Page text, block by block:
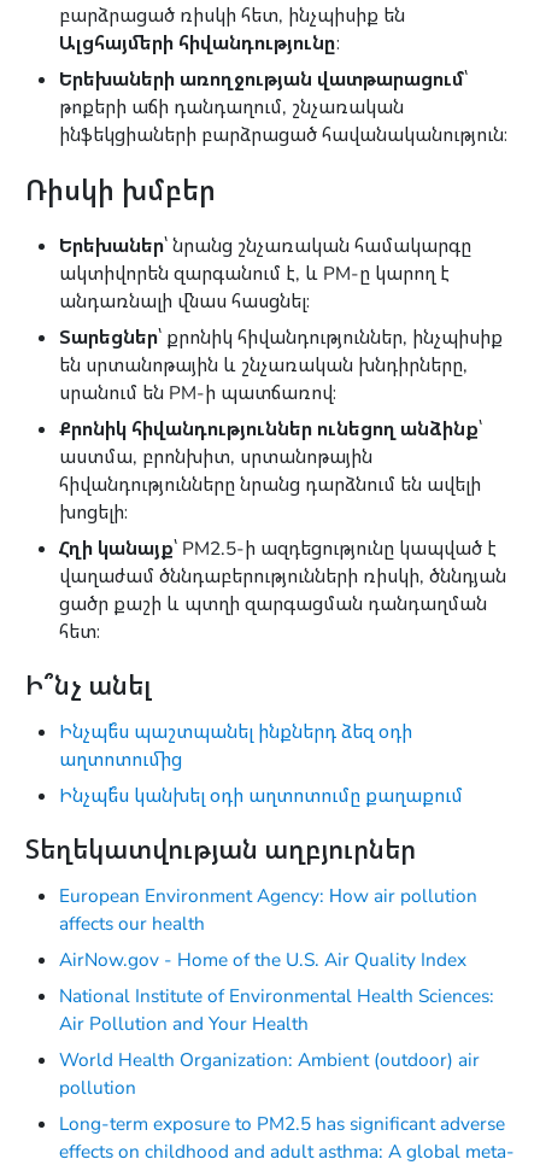
բարձրացած ռիսկի հետ, ինչպիսիք են
Ալցհայմերի հիվանդությունը։
Երեխաների առողջության վատթարացում՝
թոքերի աճի դանդաղում, շնչառական
ինֆեկցիաների բարձրացած հավանականություն։
Ռիսկի խմբեր
Երեխաներ՝ նրանց շնչառական համակարգը
ակտիվորեն զարգանում է, և PM-ը կարող է
անդառնալի վնաս հասցնել։
Տարեցներ՝ քրոնիկ հիվանդություններ, ինչպիսիք
են սրտանոթային և շնչառական խնդիրները,
սրանում են PM-ի պատճառով։
Քրոնիկ հիվանդություններ ունեցող անձինք՝
աստմա, բրոնխիտ, սրտանոթային
հիվանդությունները նրանց դարձնում են ավելի
խոցելի։
Հղի կանայք՝ PM2.5-ի ազդեցությունը կապված է
վաղաժամ ծննդաբերությունների ռիսկի, ծննդյան
ցածր քաշի և պտղի զարգացման դանդաղման
հետ։
Ի՞նչ անել
Ինչպե՞ս պաշտպանել ինքներդ ձեզ օդի
աղտոտումից
Ինչպե՞ս կանխել օդի աղտոտումը քաղաքում
Տեղեկատվության աղբյուրներ
European Environment Agency: Ηow air pollution
affects our health
AirNow.gov - Home of the U.S. Air Quality Index
National Institute of Environmental Health Sciences:
Air Pollution and Your Health
World Health Organization: Ambient (outdoor) air
pollution
Long-term exposure to PM2.5 has significant adverse
effects on childhood and adult asthma: A global meta-